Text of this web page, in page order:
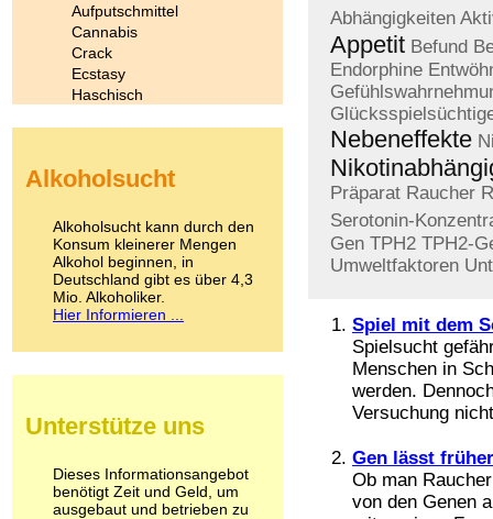
Abhängigkeiten
Appetit Befund
Endorphine
Nebeneffekte
Präparat Raucher
Serotonin-
Gen TPH2 TPH2-
Umweltfaktoren
Spiel mit dem
Spielsucht
Menschen in
werden.
Versuchung
Gen lässt
Ob man
von den Genen
Aufputschmittel
Cannabis
Crack
Ecstasy
Haschisch
Kokain
LSD
Marihuana
Medikamente
Meskalin
Metamphetamin
Methadon
Pilze
Psychopharmaka
Schlafmittel
Schmerzmittel
Alkoholsucht
Alkoholsucht kann durch den
Konsum kleinerer Mengen
Alkohol beginnen, in
Deutschland gibt es über 4,3
Mio. Alkoholiker.
Hier Informieren ...
Unterstütze uns
Dieses Informationsangebot
benötigt Zeit und Geld, um
ausgebaut und betrieben zu